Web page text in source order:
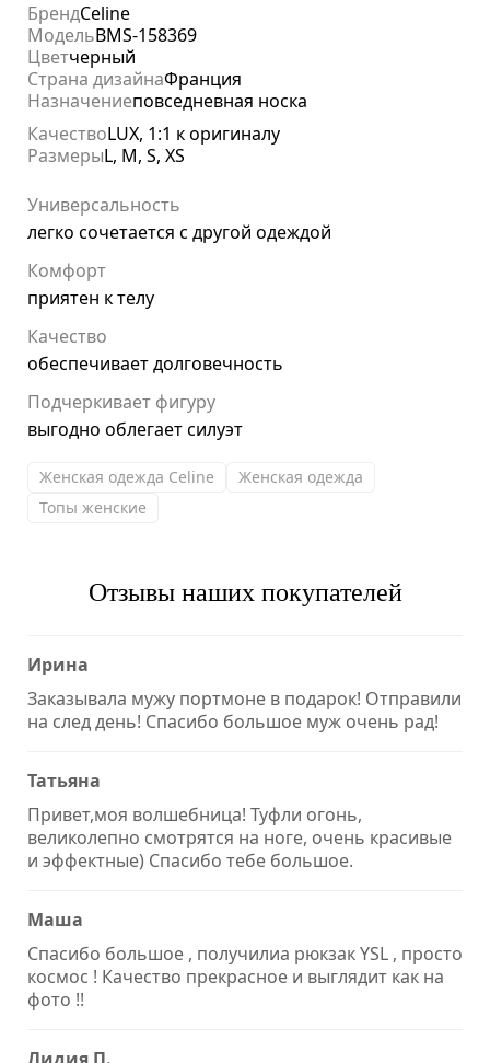
БрендCeline
МодельBMS-158369
Цветчерный
Страна дизайнаФранция
Назначениеповседневная носка
КачествоLUX, 1:1 к оригиналу
РазмерыL, M, S, XS
Универсальность
легко сочетается с другой одеждой
Комфорт
приятен к телу
Качество
обеспечивает долговечность
Подчеркивает фигуру
выгодно облегает силуэт
Женская одежда Celine
Женская одежда
Топы женские
Отзывы наших покупателей
Ирина
Заказывала мужу портмоне в подарок! Отправили
на след день! Спасибо большое муж очень рад!
Татьяна
Привет,моя волшебница! Туфли огонь,
великолепно смотрятся на ноге, очень красивые
и эффектные) Спасибо тебе большое.
Маша
Спасибо большое , получилиа рюкзак YSL , просто
космос ! Качество прекрасное и выглядит как на
фото !!